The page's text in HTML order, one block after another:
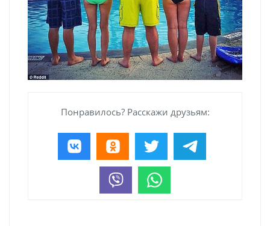
Понравилось? Расскажи друзьям: